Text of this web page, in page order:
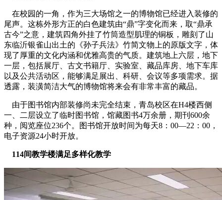
在校园的一角，作为三大场馆之一的博物馆已经进入装修的
尾声。这栋外形方正的白色建筑由“鼎”字变化而来，取“鼎承
古今”之意，建筑四角外挂了竹筒造型肌理的铜板，雕刻了山
东临沂银雀山出土的《孙子兵法》竹简文物上的原版文字，体
现了厚重的文化内涵和优雅高贵的气质。建筑地上六层，地下
一层，包括展厅、古文书籍厅、实验室、藏品库房、地下车库
以及公共活动区，能够满足展出、科研、会议等多项需求。据
透露，装潢简洁大气的博物馆将来会有非常丰富的藏品。
由于图书馆内部装修尚未完全结束，青岛校区在H4楼西侧
一、二层设立了临时图书馆，馆藏图书4万余册，期刊600余
种，阅览座位236个。图书馆开放时间为每天8：00—22：00，
电子资源24小时开放。
114间教学楼满足多样化教学